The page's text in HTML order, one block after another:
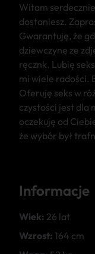
Witam
dostaniesz.
Gwarantuję, że
dziewczynę ze
ręcznk. Lubię
mi wiele radości.
Oferuję seks w
czystości jest dla
oczekuję od
że wybór był
Informacje
Wiek: 26 lat
Wzrost: 164 cm